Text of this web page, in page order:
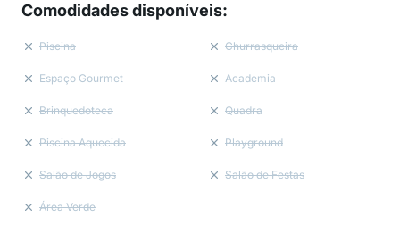
Comodidades disponíveis:
Piscina Churrasqueira
Espaço Gourmet Academia
Brinquedoteca Quadra
Piscina Aquecida Playground
Salão de Jogos Salão de Festas
Área Verde